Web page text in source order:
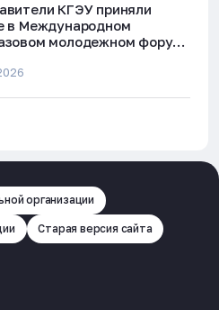
КГЭУ приняли
в Международном
молодежном форуме
организации
Старая версия сайта